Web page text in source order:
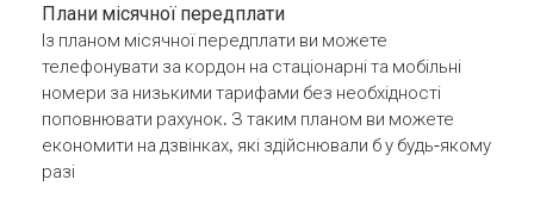
Плани місячної передплати
Із планом місячної передплати ви можете
телефонувати за кордон на стаціонарні та мобільні
номери за низькими тарифами без необхідності
поповнювати рахунок. З таким планом ви можете
економити на дзвінках, які здійснювали б у будь-якому
разі